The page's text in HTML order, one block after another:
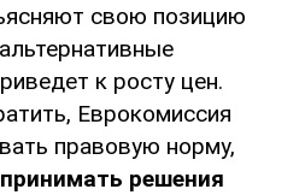
свою позицию
к росту цен.
Еврокомиссия
правовую норму,
решения